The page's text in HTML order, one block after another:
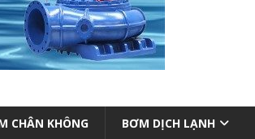
CHÂN KHÔNG BƠM DỊCH LẠNH